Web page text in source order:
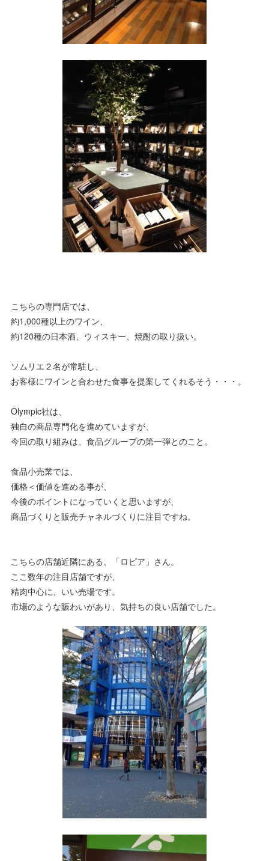
こちらの専門店では、
約1,000種以上のワイン、
約120種の日本酒、ウィスキー、焼酎の取り扱い。
ソムリエ２名が常駐し、
お客様にワインと合わせた食事を提案してくれるそう・・・。
Olympic社は、
独自の商品専門化を進めていますが、
今回の取り組みは、食品グループの第一弾とのこと。
食品小売業では、
価格＜価値を進める事が、
今後のポイントになっていくと思いますが、
商品づくりと販売チャネルづくりに注目ですね。
こちらの店舗近隣にある、「ロピア」さん。
ここ数年の注目店舗ですが、
精肉中心に、いい売場です。
市場のような賑わいがあり、気持ちの良い店舗でした。